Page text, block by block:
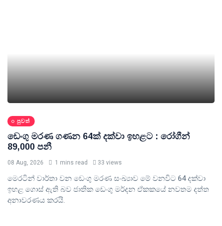
පුවත්
ඩෙංගු මරණ ගණන 64ක් දක්වා ඉහළට : රෝගීන්
89,000 පනී
08 Aug, 2026 1 mins read 33 views
මෙරටින් වාර්තා වන ඩෙංගු මරණ සංඛ්‍යාව මේ වනවිට 64 දක්වා
ඉහළ ගොස් ඇති බව ජාතික ඩෙංගු මර්දන ඒකකයේ නවතම දත්ත
අනාවරණය කරයි.